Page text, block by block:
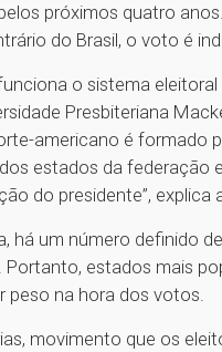
próximos quatro
do Brasil, o voto é
o sistema
Presbiteriana
americano é formado
estados da federação
do presidente”, explica
há um número definido
Portanto, estados mais
peso na hora dos votos.
movimento que os